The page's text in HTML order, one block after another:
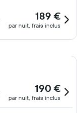
189 €
par nuit, frais inclus
190 €
par nuit, frais inclus